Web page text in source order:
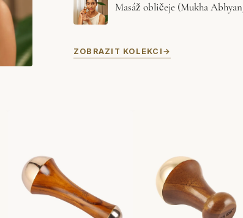
Masáž obličeje (Mukha
ZOBRAZIT KOLEKCI